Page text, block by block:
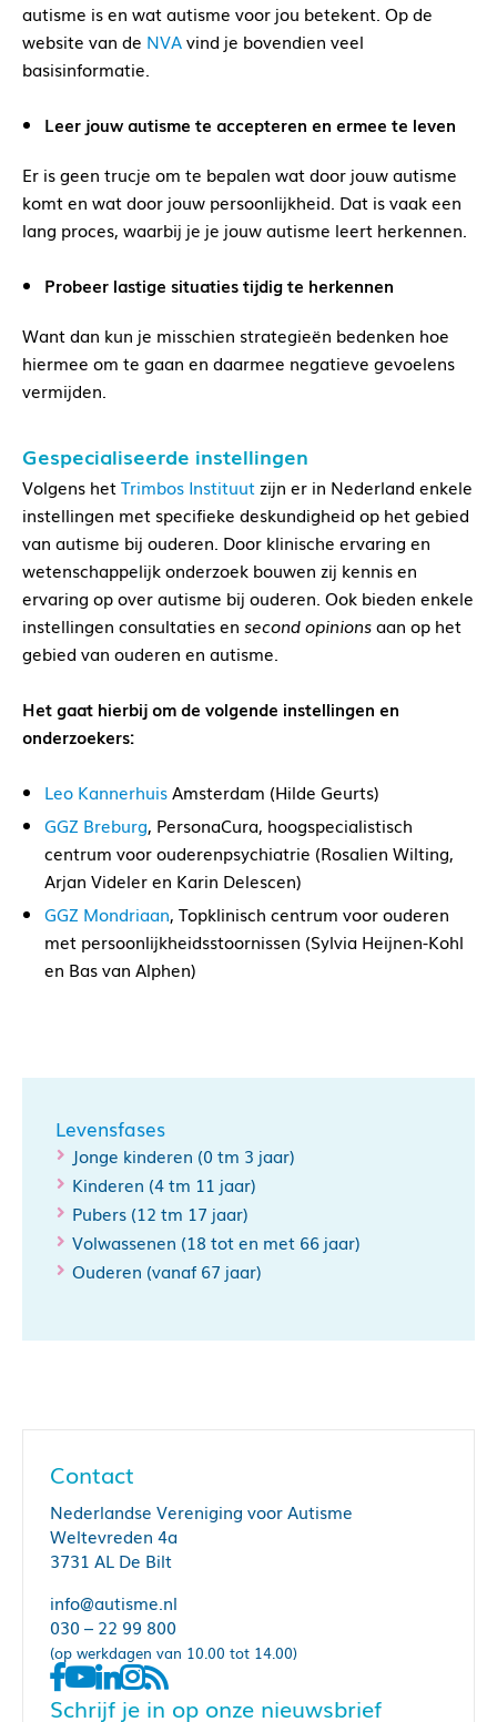
autisme is en wat autisme voor jou betekent. Op de
website van de NVAvind je bovendien veel
basisinformatie.
Leer jouw autisme te accepteren en ermee te leven
Er is geen trucje om te bepalen wat door jouw autisme
komt en wat door jouw persoonlijkheid. Dat is vaak een
lang proces, waarbij je je jouw autisme leert herkennen.
Probeer lastige situaties tijdig te herkennen
Want dan kun je misschien strategieën bedenken hoe
hiermee om te gaan en daarmee negatieve gevoelens
vermijden.
Gespecialiseerde instellingen
Volgens hetTrimbos Instituutzijn er in Nederland enkele
instellingen met specifieke deskundigheid op het gebied
van autisme bij ouderen. Door klinische ervaring en
wetenschappelijk onderzoek bouwen zij kennis en
ervaring op over autisme bij ouderen. Ook bieden enkele
instellingen consultaties en second opinionsaan op het
gebied van ouderen en autisme.
Het gaat hierbij om de volgende instellingen en
onderzoekers:
Leo KannerhuisAmsterdam (Hilde Geurts)
GGZ Breburg, PersonaCura, hoogspecialistisch
centrum voor ouderenpsychiatrie (Rosalien Wilting,
Arjan Videler en Karin Delescen)
GGZ Mondriaan, Topklinisch centrum voor ouderen
met persoonlijkheidsstoornissen (Sylvia Heijnen-Kohl
en Bas van Alphen)
Levensfases
Jonge kinderen (0 tm 3 jaar)
Kinderen (4 tm 11 jaar)
Pubers (12 tm 17 jaar)
Volwassenen (18 tot en met 66 jaar)
Ouderen (vanaf 67 jaar)
Contact
Nederlandse Vereniging voor Autisme
Weltevreden 4a
3731 AL De Bilt
info@autisme.nl
030 – 22 99 800
(op werkdagen van 10.00 tot 14.00)
Schrijf je in op onze nieuwsbrief